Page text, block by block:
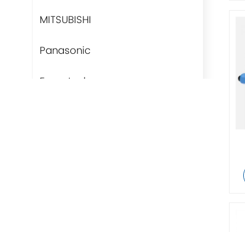
MITSUBISHI
Panasonic
Fans-tech